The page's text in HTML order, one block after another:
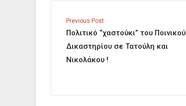
Previous Post
Πολιτικό “χαστούκι” του Ποινικού
Δικαστηρίου σε Τατούλη και
Νικολάκου !